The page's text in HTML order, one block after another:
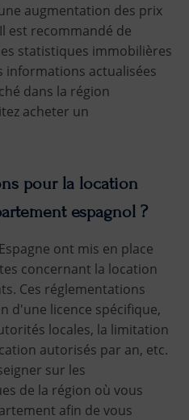
augmentation des prix
est recommandé de
statistiques immobilières
actualisées
dans la région
acheter un
pour la location
espagnol ?
ont mis en place
concernant la location
Ces réglementations
d'une licence spécifique,
locales, la limitation
autorisés par an, etc.
sur les
de la région où vous
afin de vous